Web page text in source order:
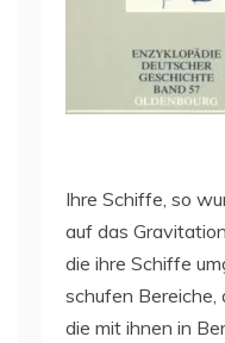
Ihre Schiffe, so
auf das
die ihre Schiffe
schufen Bereiche,
die mit ihnen in